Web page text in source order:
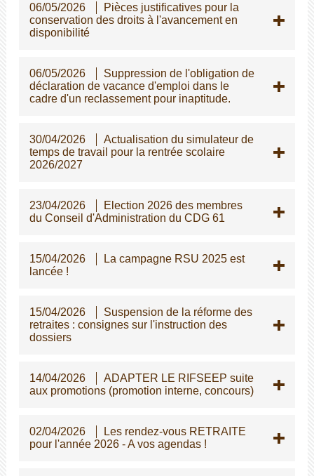
06/05/2026
Pièces justificatives pour la
conservation des droits à l'avancement en
disponibilité
06/05/2026
Suppression de l'obligation de
déclaration de vacance d'emploi dans le
cadre d'un reclassement pour inaptitude.
30/04/2026
Actualisation du simulateur de
temps de travail pour la rentrée scolaire
2026/2027
23/04/2026
Election 2026 des membres
du Conseil d'Administration du CDG 61
15/04/2026
La campagne RSU 2025 est
lancée !
15/04/2026
Suspension de la réforme des
retraites : consignes sur l'instruction des
dossiers
14/04/2026
ADAPTER LE RIFSEEP suite
aux promotions (promotion interne, concours)
02/04/2026
Les rendez-vous RETRAITE
pour l'année 2026 - A vos agendas !